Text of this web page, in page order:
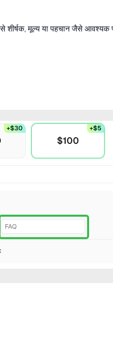
शीर्षक, मूल्य या पहचान जैसे